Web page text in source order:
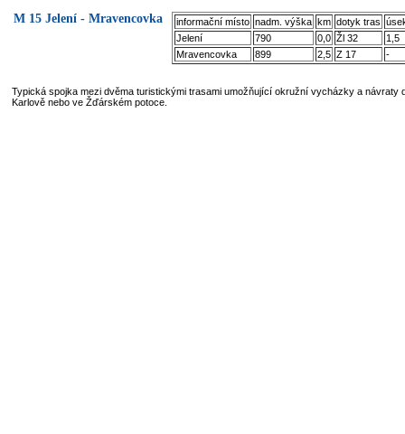
M 15 Jelení - Mravencovka informační místo nadm. výška km dotyk tras
Jelení
790 0,0 Žl 32
1,5
Mravencovka
899 2,5 Z 17 -
Typická spojka mezi dvěma turistickými trasami umožňující okružní vycházky a návraty
Karlově nebo ve Žďárském potoce.